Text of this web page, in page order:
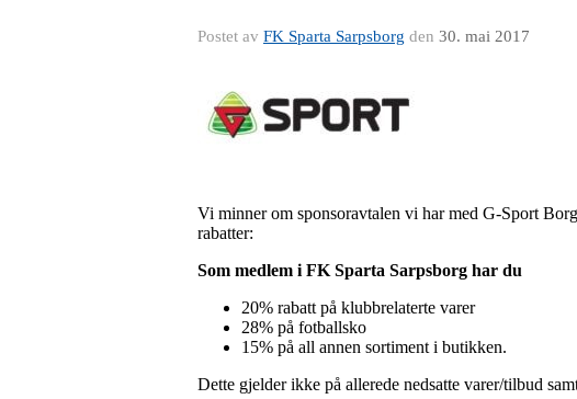
Postet av FK Sparta Sarpsborg den 30. mai 2017
Vi minner om sponsoravtalen vi har med G-Sport
rabatter:
Som medlem i FK Sparta Sarpsborg har du
20% rabatt på klubbrelaterte varer
28% på fotballsko
15% på all annen sortiment i butikken.
Dette gjelder ikke på allerede nedsatte varer/tilbud